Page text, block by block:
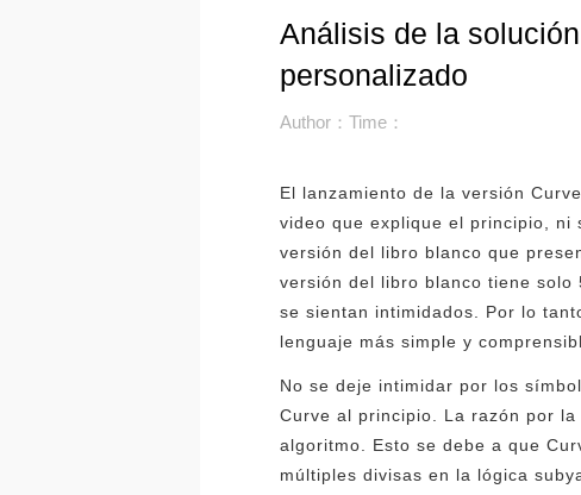
Análisis de la
personalizado
Author：Time：
El lanzamiento de la versión
video que explique el principio, ni
versión del libro blanco que
versión del libro blanco tiene solo
se sientan intimidados. Por lo
lenguaje más simple y
No se deje intimidar por los
Curve al principio. La razón por
algoritmo. Esto se debe a que
múltiples divisas en la lógica